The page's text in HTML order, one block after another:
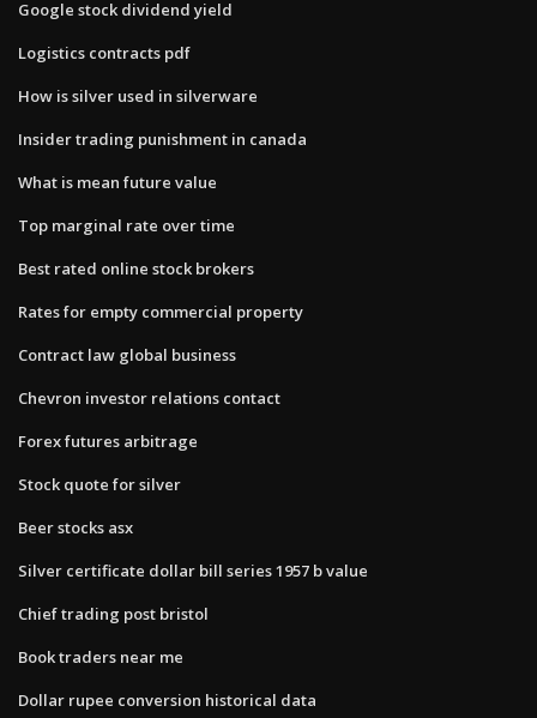
Google stock dividend yield
Logistics contracts pdf
How is silver used in silverware
Insider trading punishment in canada
What is mean future value
Top marginal rate over time
Best rated online stock brokers
Rates for empty commercial property
Contract law global business
Chevron investor relations contact
Forex futures arbitrage
Stock quote for silver
Beer stocks asx
Silver certificate dollar bill series 1957 b value
Chief trading post bristol
Book traders near me
Dollar rupee conversion historical data